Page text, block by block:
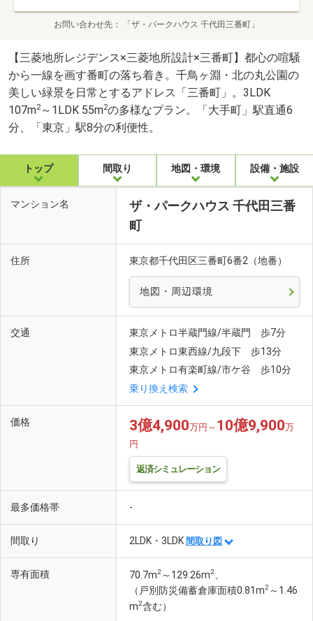
お問い合わせ先 「ザ・パークハウス 千代田三番町」
【三菱地所レジデンス×三菱地所設計×三番町】都心の喧騒
から一線を画す番町の落ち着き。千鳥ヶ淵・北の丸公園の
美しい緑景を日常とするアドレス「三番町」。3LDK
107m2～1LDK 55m2の多様なプラン。「大手町」駅直通6
分、「東京」駅8分の利便性。
トップ 間取り 地図・環境 設備・施設
マンション名
ザ・パークハウス 千代田三番
町
住所 東京都千代田区三番町6番2（地番）
地図・周辺環境
交通
東京メトロ半蔵門線/半蔵門 歩7分
東京メトロ東西線/九段下 歩13分
東京メトロ有楽町線/市ケ谷 歩10分
乗り換え検索
価格 3億4,900万円～ 10億9,900万
円
返済シミュレーション
最多価格帯 -
間取り 2LDK・3LDK 間取り図
専有面積 70.7m2 ～129.26m2
（戸別防災備蓄倉庫面積0.81m2 ～1.46
m2含む）